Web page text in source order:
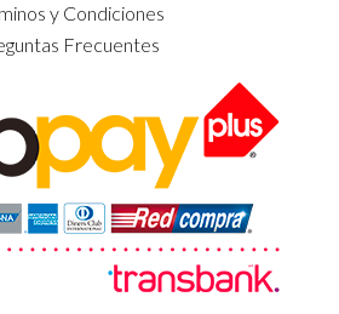
y Condiciones
Frecuentes